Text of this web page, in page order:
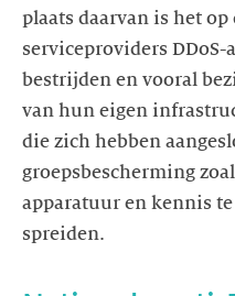
plaats daarvan is het
serviceproviders
bestrijden en vooral
van hun eigen
die zich hebben
groepsbescherming
apparatuur en kennis
spreiden.